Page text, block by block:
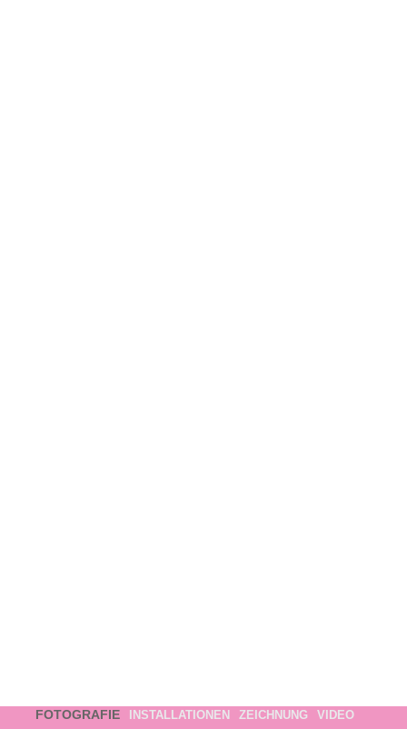
FOTOGRAFIE INSTALLATIONEN ZEICHNUNG VIDEO